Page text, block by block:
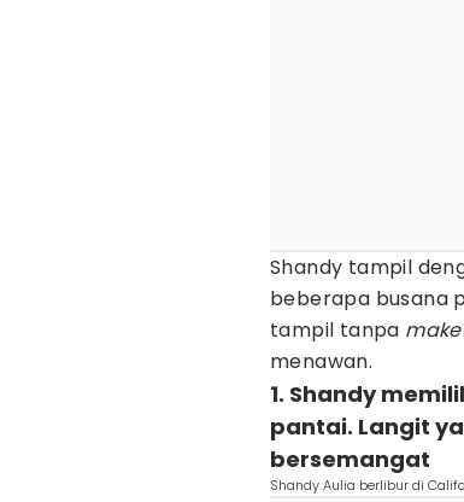
Shandy tampil
beberapa busana
tampil tanpa
menawan.
1. Shandy
pantai. Langit
bersemangat
Shandy Aulia berlibur di